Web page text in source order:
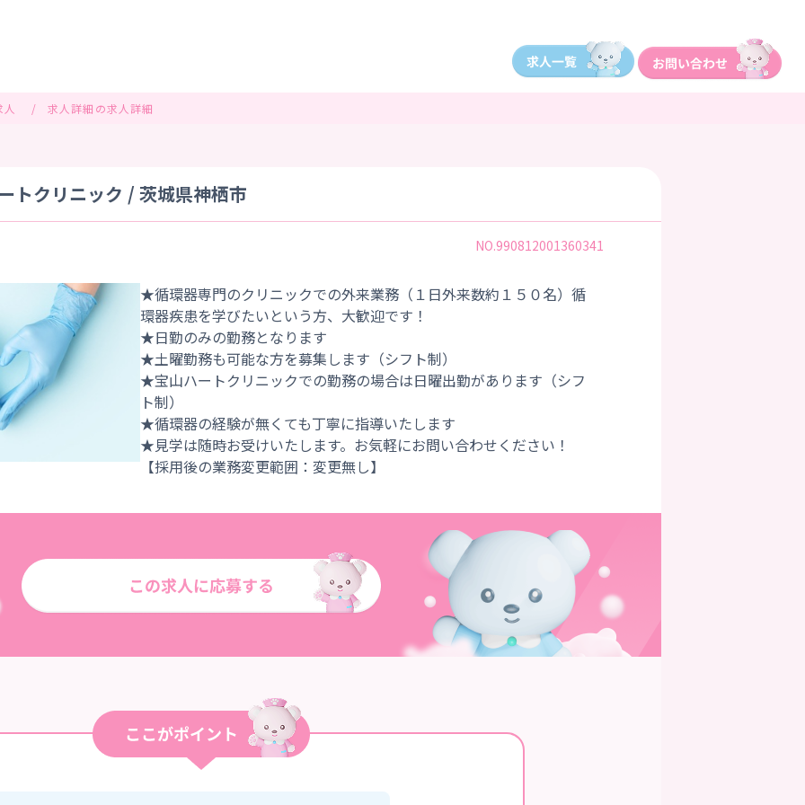
求人詳細の求人詳細
トクリニック / 茨城県神栖市
NO.990812001360341
★循環器専門のクリニックでの外来業務（１日外来数約１５０名）循
環器疾患を学びたいという方、大歓迎です！
★日勤のみの勤務となります
★土曜勤務も可能な方を募集します（シフト制）
★宝山ハートクリニックでの勤務の場合は日曜出勤があります（シフ
ト制）
★循環器の経験が無くても丁寧に指導いたします
★見学は随時お受けいたします。お気軽にお問い合わせください！